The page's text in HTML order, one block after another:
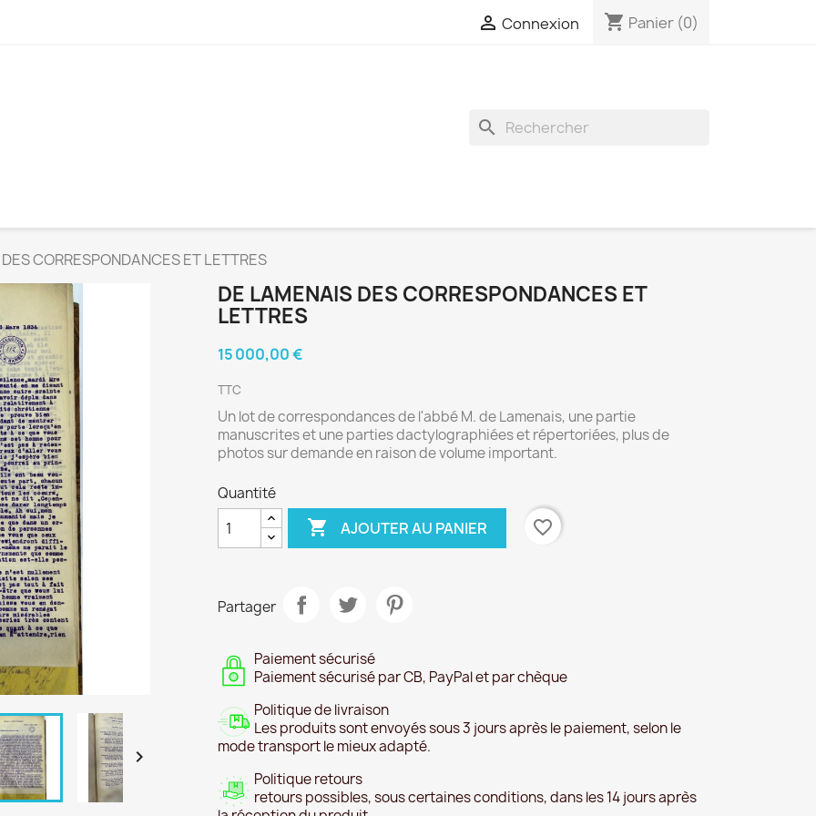
 Connexion shopping_cart Panier (0)
search
CORRESPONDANCES ET LETTRES

DE LAMENAIS DES CORRESPONDANCES ET
LETTRES
15 000,00 €
TTC
Un lot de correspondances de l'abbé M. de Lamenais, une partie
manuscrites et une parties dactylographiées et répertoriées, plus de
photos sur demande en raison de volume important.
Quantité
 AJOUTER AU PANIER favorite_border
Partager
Paiement sécurisé
Paiement sécurisé par CB, PayPal et par chèque
Politique de livraison
Les produits sont envoyés sous 3 jours après le paiement, selon le
mode transport le mieux adapté.
Politique retours
retours possibles, sous certaines conditions, dans les 14 jours après